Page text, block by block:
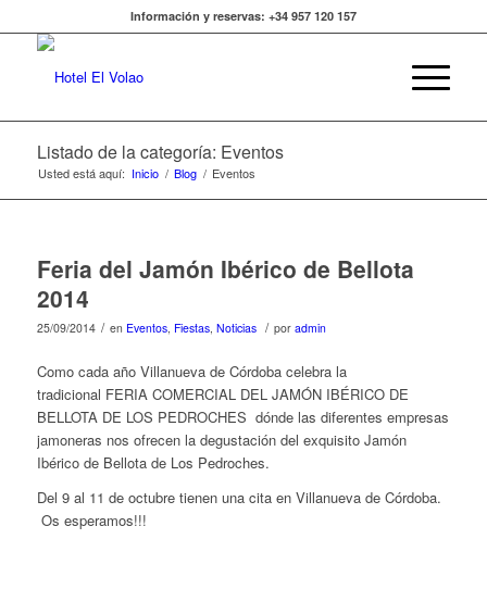
Información y reservas: +34 957 120 157
Listado de la categoría: Eventos
Usted está aquí: Inicio / Blog / Eventos
Feria del Jamón Ibérico de Bellota
2014
25/09/2014 / en Eventos, Fiestas, Noticias / por admin
Como cada año Villanueva de Córdoba celebra la
tradicional FERIA COMERCIAL DEL JAMÓN IBÉRICO DE
BELLOTA DE LOS PEDROCHES dónde las diferentes empresas
jamoneras nos ofrecen la degustación del exquisito Jamón
Ibérico de Bellota de Los Pedroches.
Del 9 al 11 de octubre tienen una cita en Villanueva de Córdoba.
Os esperamos!!!